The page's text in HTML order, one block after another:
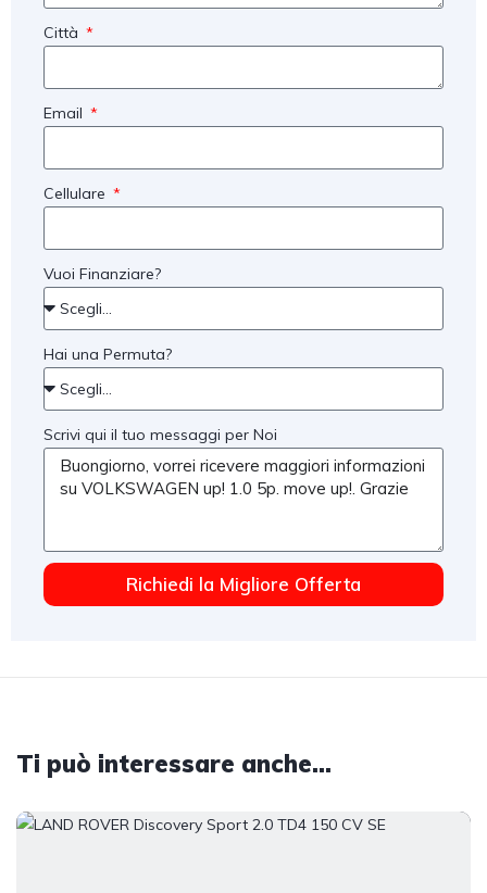
Città
Email
Cellulare
Vuoi Finanziare?
Hai una Permuta?
Scrivi qui il tuo messaggi per Noi
Richiedi la Migliore Offerta
Ti può interessare anche...